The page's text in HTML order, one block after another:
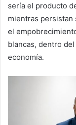
sería el producto
mientras persistan
el
blancas, dentro
economía.